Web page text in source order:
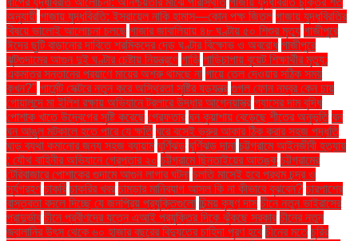
অনুযায়ী গাজায় যুদ্ধবিরতি: ইসরায়েল নাকি হামাস—কোন পক্ষ জিতল গাজায় যুদ্ধবিরতির
বিষয়ে ভালোই আলোচনা চলছে গাজার জাবালিয়ায় ৪৮ ঘণ্টায় ৫০ শিশুর মৃত্যু গাজীপুরে
ঈদের ছুটি বাড়ানোর দাবিতে শ্রমিকদের দেড় ঘণ্টার বিক্ষোভ ও অবরোধ গাজীপুরে
ঝুটগুদামের আগুন দুই ঘণ্টার চেষ্টায় নিয়ন্ত্রণে গাড়ি গাড়িচাপায় বুয়েট শিক্ষার্থীর মৃত্যু:
একমাত্র সন্তানের প্রয়াণে মায়ের অশ্রু থামছে না গায়ে তেল দেওয়ার সঠিক সময়
কখন?" গার্মেন্ট সেক্টরে নতুন করে অস্থিরতা সৃষ্টির ষড়যন্ত্র গুগল ফোন নম্বর কেন চায়
গোয়ালন্দে মা ইলিশ রক্ষায় অভিযানে ট্রলারে উদ্ধার আগ্নেয়াস্ত্র গ্যাসের দাম বৃদ্ধি
পোশাক খাতে উদ্বেগের সৃষ্টি করেছে গ্রেফতার ঘন কুয়াশায় বেড়েছে শীতের অনুভূতি ঘন
ঘন আঙুল মটকালে হতে পারে যে ক্ষতি ঘরে বসেই ভ্রুর আকার ঠিক করার সহজ পদ্ধতি
ঘাড় ব্যথা কমানোর জন্য সহজ ব্যায়াম ঘূর্ণিঝড় ঘূর্ণিঝড় দানা চট্টগ্রামে আইনজীবী হত্যায়
: যৌথ বাহিনীর অভিযানে গ্রেপ্তার ২০ চট্টগ্রামে ছিনতাইয়ের আতঙ্ক চট্টগ্রামের
টেরিবাজারে পোশাকের গুদামে আগুন লাগার ঘটনা চলতি মাসেই হবে প্রথম চন্দ্র ও
সূর্যগ্রহণ চাকরি চাকরির খবর চামড়ার মানিব্যাগ আসল কি না কীভাবে বুঝবেন? চারপাশের
বাস্তবতা বদলে দিচ্ছে যে জনপ্রিয় প্রযুক্তিগুলো চিন্ময় কৃষ্ণ দাস চীনে নতুন ভাইরাসের
প্রাদুর্ভাব চীনে প্রবীণদের যত্নে এআই প্রযুক্তির দিকে ঝুঁকছে সরকার চীনের নতুন
জ্বালানির উৎস থেকে ৬০ হাজার বছরের বিদ্যুতের চাহিদা পূরণ হবে চীনের মতে চুরির